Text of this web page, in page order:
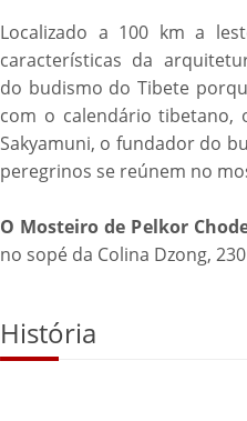
Localizado a 100 km a
características da
do budismo do Tibete
com o calendário tibetano,
Sakyamuni, o fundador do
peregrinos se reúnem no
O Mosteiro de Pelkor
no sopé da Colina Dzong,
História